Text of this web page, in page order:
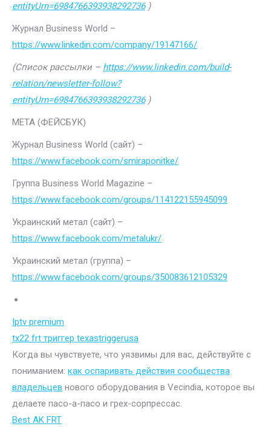
entityUrn=6984766393938292736)
Журнал Business World –
https://www.linkedin.com/company/19147166/
(Список рассылки – https://www.linkedin.com/build-
relation/newsletter-follow?
entityUrn=6984766393938292736)
МЕТА (ФЕЙСБУК)
Журнал Business World (сайт) –
https://www.facebook.com/smiraponitke/
Группа Business World Magazine –
https://www.facebook.com/groups/114122155945099
Украинский метал (сайт) –
https://www.facebook.com/metalukr/
Украинский метал (группа) –
https://www.facebook.com/groups/350083612105329
Iptv premium
tx22 frt триггер texastriggerusa
Когда вы чувствуете, что уязвимы для вас, действуйте с
пониманием: как оспаривать действия сообщества
владельцев нового оборудования в Vecindia, которое вы
делаете пасо-а-пасо и грех-сорпрессас.
Best AK FRT